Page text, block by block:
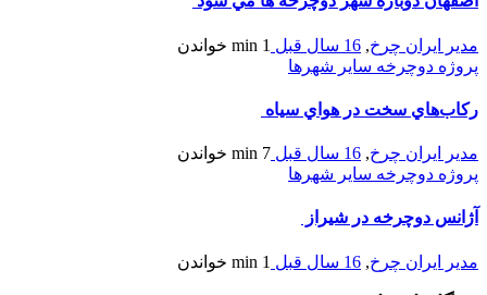
مدیر ایران چرخ, 16 سال قبل 1 min
خواندن
پروژه دوچرخه سایر شهرها
رکاب‌هاي سخت در هواي سياه
مدیر ایران چرخ, 16 سال قبل 7 min
خواندن
پروژه دوچرخه سایر شهرها
آژانس دوچرخه در شيراز
مدیر ایران چرخ, 16 سال قبل 1 min خواندن